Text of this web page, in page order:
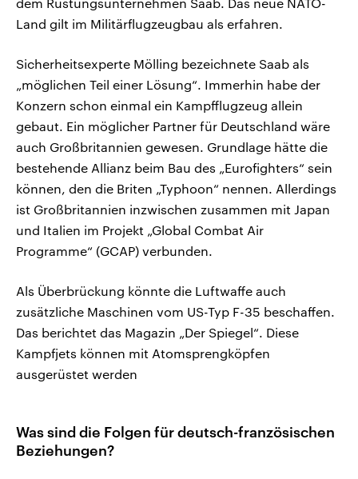
dem Rüstungsunternehmen Saab. Das neue NATO-
Land gilt im Militärflugzeugbau als erfahren.
Sicherheitsexperte Mölling bezeichnete Saab als
„möglichen Teil einer Lösung“. Immerhin habe der
Konzern schon einmal ein Kampfflugzeug allein
gebaut. Ein möglicher Partner für Deutschland wäre
auch Großbritannien gewesen. Grundlage hätte die
bestehende Allianz beim Bau des „Eurofighters“ sein
können, den die Briten „Typhoon“ nennen. Allerdings
ist Großbritannien inzwischen zusammen mit Japan
und Italien im Projekt „Global Combat Air
Programme“ (GCAP) verbunden.
Als Überbrückung könnte die Luftwaffe auch
zusätzliche Maschinen vom US-Typ F-35 beschaffen.
Das berichtet das Magazin „Der Spiegel“. Diese
Kampfjets können mit Atomsprengköpfen
ausgerüstet werden
Was sind die Folgen für deutsch-französischen
Beziehungen?